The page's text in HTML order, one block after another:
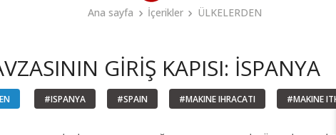
Ana sayfa
İçerikler ÜLKELERDEN
GİRİŞ KAPISI: İSPANYA
#ISPANYA #SPAIN #MAKINE IHRACATI #MAKINE